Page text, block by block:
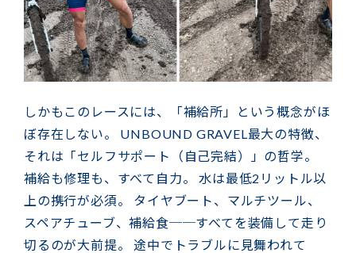
しかもこのレースには、「補給所」という概念がほ
ぼ存在しない。 UNBOUND GRAVEL最大の特徴、
それは「セルフサポート（自己完結）」の哲学。
補給も修理も、すべて自力。 水は最低2リットル以
上の携行が必須。 タイヤブート、マルチツール、
スペアチューブ、補給食──すべてを装備して走り
切るのが大前提。 途中でトラブルに見舞われて